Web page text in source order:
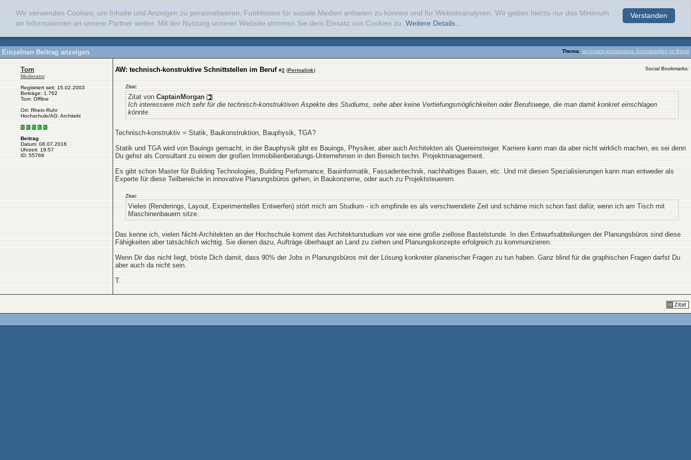
Verstanden
Wir verwenden Cookies, um Inhalte und Anzeigen zu personalisieren, Funktionen für soziale Medien anbieten zu können und für Websiteanalysen. Wir geben hierzu nur das Minimum
an Informationen an unsere Partner weiter. Mit der Nutzung unserer Website stimmen Sie dem Einsatz von Cookies zu. Weitere Details...
Thema: technisch-konstruktive Schnittstellen im Beruf
Einzelnen Beitrag anzeigen
Tom
Moderator
Registriert seit: 15.02.2003
Beiträge: 1.762
Tom: Offline
Ort: Rhein-Ruhr
Hochschule/AG: Architekt
Beitrag
Datum: 08.07.2016
Uhrzeit: 19:57
ID: 55768
AW: technisch-konstruktive Schnittstellen im Beruf #2 (Permalink) Social Bookmarks:
Zitat:
Zitat von CaptainMorgan
Ich interessiere mich sehr für die technisch-konstruktiven Aspekte des Studiums, sehe aber keine Vertiefungsmöglichkeiten oder Berufswege, die man damit konkret einschlagen
könnte.
Technisch-konstruktiv = Statik, Baukonstruktion, Bauphysik, TGA?
Statik und TGA wird von Bauings gemacht, in der Bauphysik gibt es Bauings, Physiker, aber auch Architekten als Quereinsteiger. Karriere kann man da aber nicht wirklich machen, es sei denn
Du gehst als Consultant zu einem der großen Immobilienberatungs-Unternehmen in den Bereich techn. Projektmanagement.
Es gibt schon Master für Building Technologies, Building Performance, Bauinformatik, Fassadentechnik, nachhaltiges Bauen, etc. Und mit diesen Spezialisierungen kann man entweder als
Experte für diese Teilbereiche in innovative Planungsbüros gehen, in Baukonzerne, oder auch zu Projektsteuerern.
Zitat:
Vieles (Renderings, Layout, Experimentelles Entwerfen) stört mich am Studium - ich empfinde es als verschwendete Zeit und schäme mich schon fast dafür, wenn ich am Tisch mit
Maschinenbauern sitze.
Das kenne ich, vielen Nicht-Architekten an der Hochschule kommt das Architekturstudium vor wie eine große ziellose Bastelstunde. In den Entwurfsabteilungen der Planungsbüros sind diese
Fähigkeiten aber tatsächlich wichtig. Sie dienen dazu, Aufträge überhaupt an Land zu ziehen und Planungskonzepte erfolgreich zu kommunizieren.
Wenn Dir das nicht liegt, tröste Dich damit, dass 90% der Jobs in Planungsbüros mit der Lösung konkreter planerischer Fragen zu tun haben. Ganz blind für die graphischen Fragen darfst Du
aber auch da nicht sein.
T.